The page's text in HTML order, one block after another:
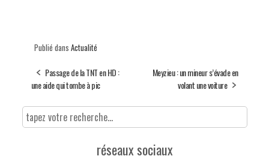
Publié dans Actualité
Passage de la TNT en HD :
une aide qui tombe à pic
Meyzieu : un mineur s’évade en
volant une voiture
réseaux sociaux